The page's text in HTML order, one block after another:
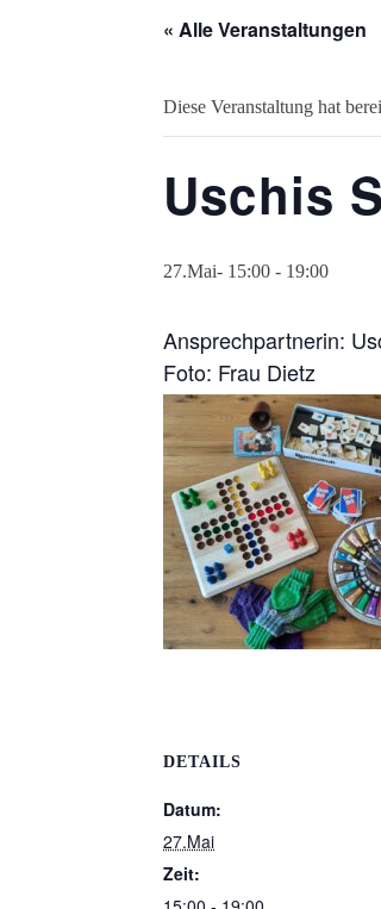
« Alle Veranstaltungen
Diese Veranstaltung hat
Uschis
27.Mai- 15:00 - 19:00
Ansprechpartnerin:
Foto: Frau Dietz
DETAILS
Datum:
27.Mai
Zeit: